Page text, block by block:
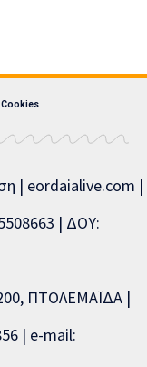
Cookies
| eordaialive.com |
| ΔΟΥ:
ΠΤΟΛΕΜΑΪΔΑ |
| e-mail: